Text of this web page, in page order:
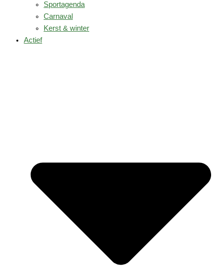
Sportagenda
Carnaval
Kerst & winter
Actief